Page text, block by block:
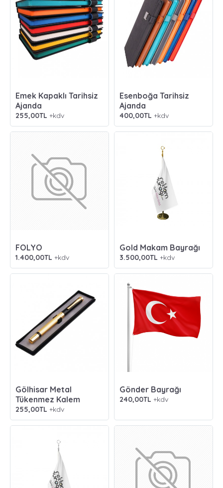
Emek Kapaklı Tarihsiz
Ajanda
255,00TL +kdv
Esenboğa Tarihsiz
Ajanda
400,00TL +kdv
FOLYO
1.400,00TL +kdv
Gold Makam Bayrağı
3.500,00TL +kdv
Gölhisar Metal
Tükenmez Kalem
255,00TL +kdv
Gönder Bayrağı
240,00TL +kdv